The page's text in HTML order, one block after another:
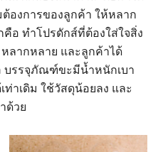
องการของลูกค้า ให้หลาก
อ ทำโปรดักส์ที่ต้องใส่ใจสิ่ง
ลากหลาย และลูกค้าได้
บรรจุภัณฑ์ขะมีน้ำหนักเบา
าเดิม ใช้วัสดุน้อยลง และ
ด้วย